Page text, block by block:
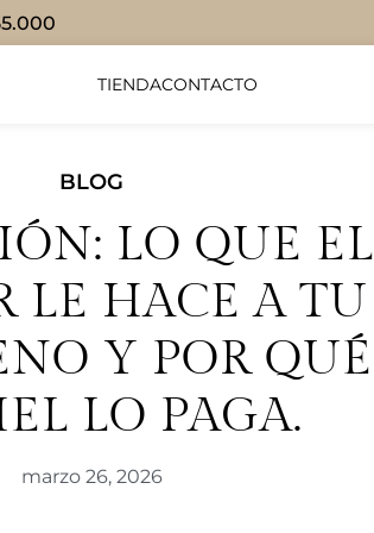
TIENDACONTACTO
BLOG
LO QUE EL
LE HACE A TU
Y POR QUÉ
LO PAGA.
marzo 26, 2026